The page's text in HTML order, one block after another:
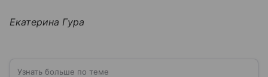
Екатерина Гура
Узнать больше по теме